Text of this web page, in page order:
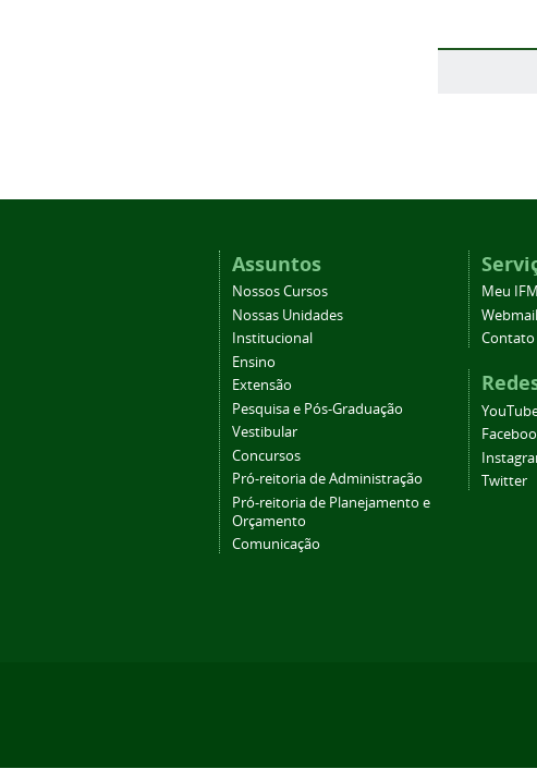
Assuntos
Nossos Cursos
Nossas Unidades
Institucional
Ensino
Extensão
Pesquisa e Pós-Graduação
Vestibular
Concursos
Pró-reitoria de Administração
Pró-reitoria de Planejamento e
Orçamento
Comunicação
Meu
Webmail
Contato
Twitter